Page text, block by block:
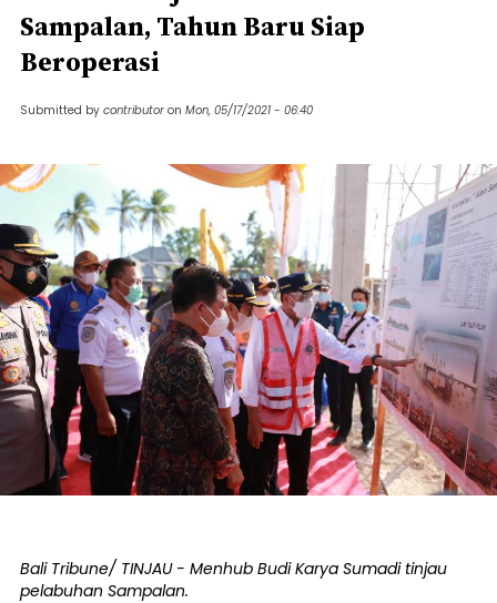
Sampalan, Tahun Baru Siap
Beroperasi
Submitted by contributor on Mon, 05/17/2021 - 06:40
Bali Tribune/ TINJAU - Menhub Budi Karya Sumadi tinjau
pelabuhan Sampalan.